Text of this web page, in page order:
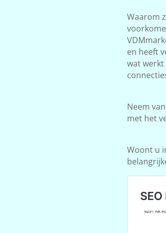
Waarom
en heeft
wat werkt
Neem
met het
Woont u